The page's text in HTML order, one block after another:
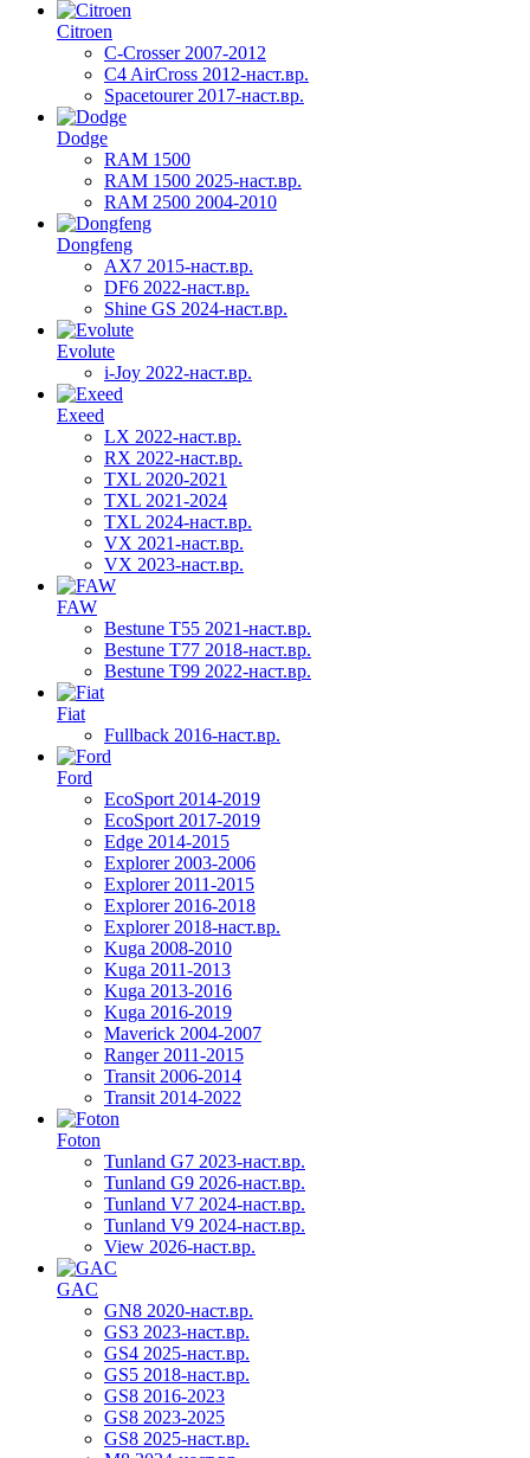
Citroen
C-Crosser 2007-2012
C4 AirCross 2012-наст.вр.
Spacetourer 2017-наст.вр.
Dodge
RAM 1500
RAM 1500 2025-наст.вр.
RAM 2500 2004-2010
Dongfeng
AX7 2015-наст.вр.
DF6 2022-наст.вр.
Shine GS 2024-наст.вр.
Evolute
i-Joy 2022-наст.вр.
Exeed
LX 2022-наст.вр.
RX 2022-наст.вр.
TXL 2020-2021
TXL 2021-2024
TXL 2024-наст.вр.
VX 2021-наст.вр.
VX 2023-наст.вр.
FAW
Bestune T55 2021-наст.вр.
Bestune T77 2018-наст.вр.
Bestune T99 2022-наст.вр.
Fiat
Fullback 2016-наст.вр.
Ford
EcoSport 2014-2019
EcoSport 2017-2019
Edge 2014-2015
Explorer 2003-2006
Explorer 2011-2015
Explorer 2016-2018
Explorer 2018-наст.вр.
Kuga 2008-2010
Kuga 2011-2013
Kuga 2013-2016
Kuga 2016-2019
Maverick 2004-2007
Ranger 2011-2015
Transit 2006-2014
Transit 2014-2022
Foton
Tunland G7 2023-наст.вр.
Tunland G9 2026-наст.вр.
Tunland V7 2024-наст.вр.
Tunland V9 2024-наст.вр.
View 2026-наст.вр.
GAC
GN8 2020-наст.вр.
GS3 2023-наст.вр.
GS4 2025-наст.вр.
GS5 2018-наст.вр.
GS8 2016-2023
GS8 2023-2025
GS8 2025-наст.вр.